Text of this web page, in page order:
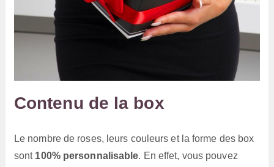
Contenu de la box
Le nombre de roses, leurs couleurs et la forme des box
sont 100% personnalisable. En effet, vous pouvez